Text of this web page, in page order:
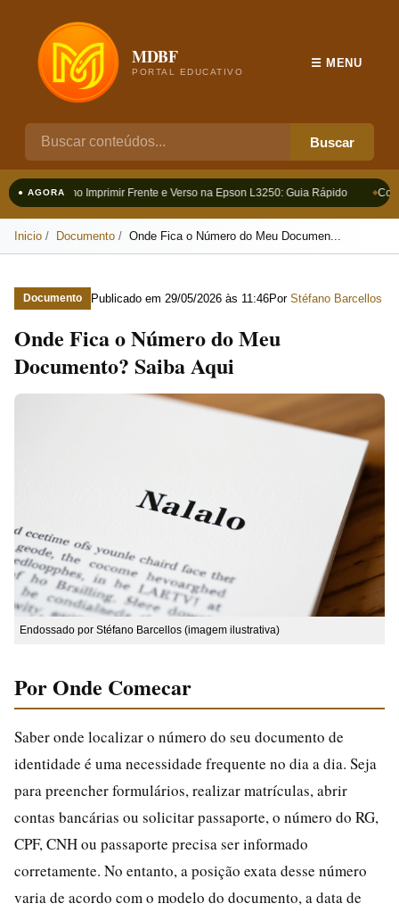
MDBF
PORTAL EDUCATIVO
Buscar
☰ MENU
● AGORAComo Imprimir Frente e Verso na Epson L3250: Guia Rápido
Inicio Documento Onde Fica o Número do Meu Documen...
Documento Publicado em 29/05/2026 às 11:46Por Stéfano Barcellos
Onde Fica o Número do Meu
Documento? Saiba Aqui
Endossado por Stéfano Barcellos (imagem ilustrativa)
Por Onde Comecar
Saber onde localizar o número do seu documento de
identidade é uma necessidade frequente no dia a dia. Seja
para preencher formulários, realizar matrículas, abrir
contas bancárias ou solicitar passaporte, o número do RG,
CPF, CNH ou passaporte precisa ser informado
corretamente. No entanto, a posição exata desse número
varia de acordo com o modelo do documento, a data de